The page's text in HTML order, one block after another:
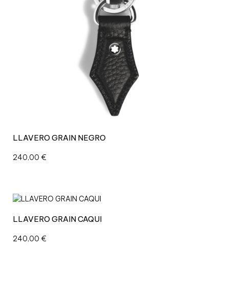
LLAVERO GRAIN NEGRO
240,00 €
LLAVERO GRAIN CAQUI
240,00 €